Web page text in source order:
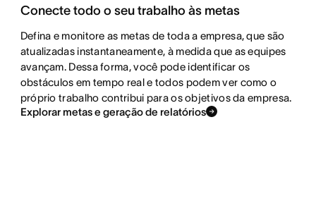
Conecte todo o seu trabalho às metas
Defina e monitore as metas de toda a empresa, que são
atualizadas instantaneamente, à medida que as equipes
avançam. Dessa forma, você pode identificar os
obstáculos em tempo real e todos podem ver como o
próprio trabalho contribui para os objetivos da empresa.
Explorar metas e geração de relatórios